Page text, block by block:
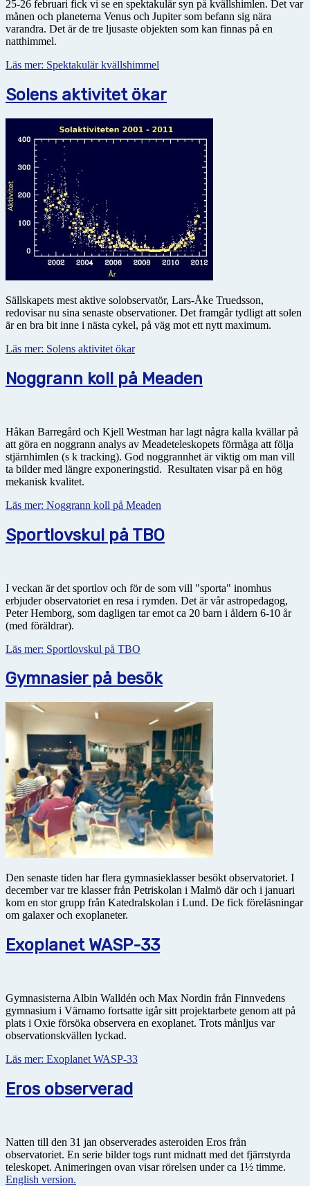
25-26 februari fick vi se en spektakulär syn på kvällshimlen. Det var
månen och planeterna Venus och Jupiter som befann sig nära
varandra. Det är de tre ljusaste objekten som kan finnas på en
natthimmel.
Läs mer: Spektakulär kvällshimmel
Solens aktivitet ökar
Sällskapets mest aktive solobservatör, Lars-Åke Truedsson,
redovisar nu sina senaste observationer. Det framgår tydligt att solen
är en bra bit inne i nästa cykel, på väg mot ett nytt maximum.
Läs mer: Solens aktivitet ökar
Noggrann koll på Meaden
Håkan Barregård och Kjell Westman har lagt några kalla kvällar på
att göra en noggrann analys av Meadeteleskopets förmåga att följa
stjärnhimlen (s k tracking). God noggrannhet är viktig om man vill
ta bilder med längre exponeringstid. Resultaten visar på en hög
mekanisk kvalitet.
Läs mer: Noggrann koll på Meaden
Sportlovskul på TBO
I veckan är det sportlov och för de som vill "sporta" inomhus
erbjuder observatoriet en resa i rymden. Det är vår astropedagog,
Peter Hemborg, som dagligen tar emot ca 20 barn i åldern 6-10 år
(med föräldrar).
Läs mer: Sportlovskul på TBO
Gymnasier på besök
Den senaste tiden har flera gymnasieklasser besökt observatoriet. I
december var tre klasser från Petriskolan i Malmö där och i januari
kom en stor grupp från Katedralskolan i Lund. De fick föreläsningar
om galaxer och exoplaneter.
Exoplanet WASP-33
Gymnasisterna Albin Walldén och Max Nordin från Finnvedens
gymnasium i Värnamo fortsatte igår sitt projektarbete genom att på
plats i Oxie försöka observera en exoplanet. Trots månljus var
observationskvällen lyckad.
Läs mer: Exoplanet WASP-33
Eros observerad
Natten till den 31 jan observerades asteroiden Eros från
observatoriet. En serie bilder togs runt midnatt med det fjärrstyrda
teleskopet. Animeringen ovan visar rörelsen under ca 1½ timme.
English version.